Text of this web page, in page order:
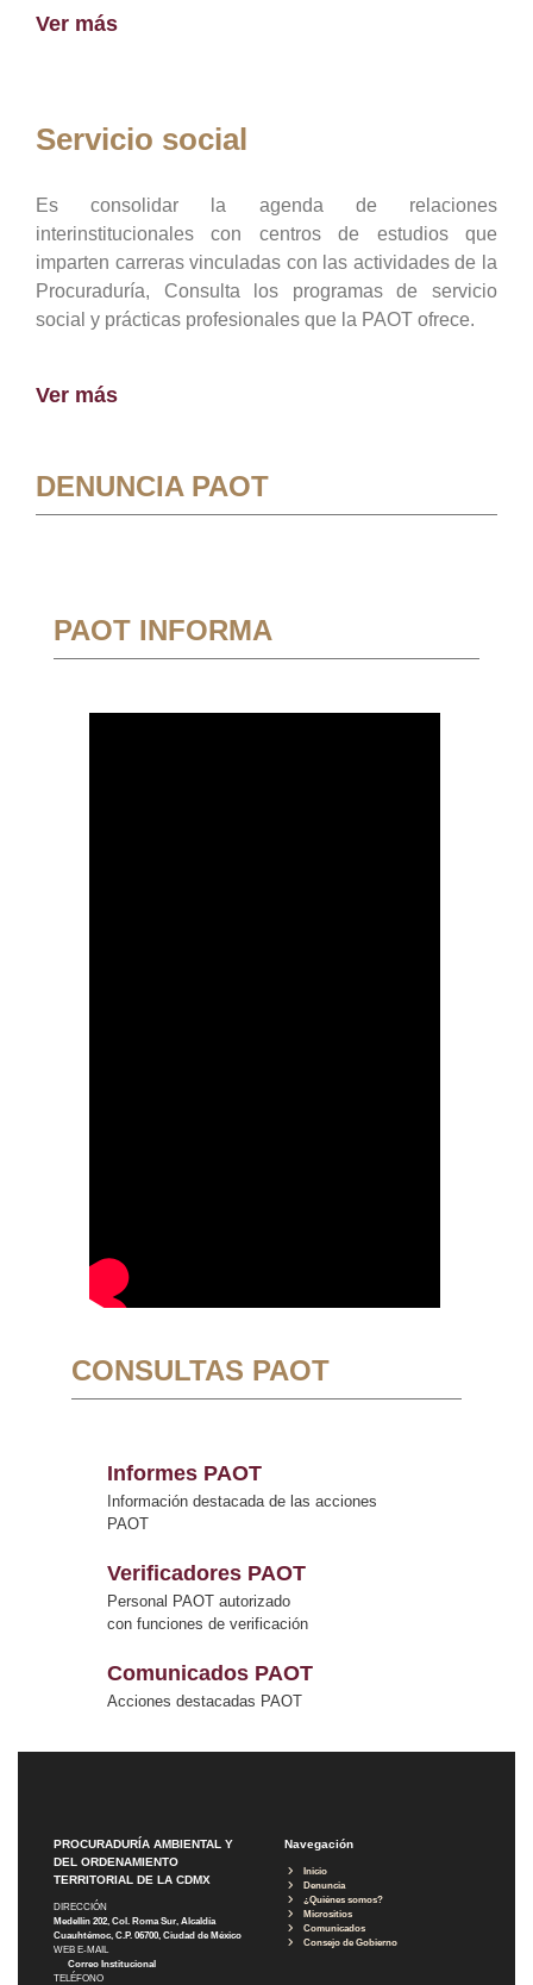
Ver más
Servicio social
Es consolidar la agenda de relaciones
interinstitucionales con centros de estudios que
imparten carreras vinculadas con las actividades de la
Procuraduría, Consulta los programas de servicio
social y prácticas profesionales que la PAOT ofrece.
Ver más
DENUNCIA PAOT
PAOT INFORMA
CONSULTAS PAOT
Informes PAOT
Información destacada de las acciones
PAOT
Verificadores PAOT
Personal PAOT autorizado
con funciones de verificación
Comunicados PAOT
Acciones destacadas PAOT
PROCURADURÍA AMBIENTAL Y
DEL ORDENAMIENTO
TERRITORIAL DE LA CDMX
DIRECCIÓN
Medellín 202, Col. Roma Sur, Alcaldía
Cuauhtémoc, C.P. 06700, Ciudad de México
WEB E-MAIL
Correo Institucional
TELÉFONO
Navegación
Inicio
Denuncia
¿Quiénes somos?
Micrositios
Comunicados
Consejo de Gobierno